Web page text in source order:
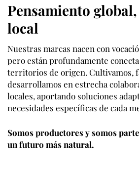
Pensamiento
local
Nuestras marcas nacen con
pero están profundamente
territorios de origen. Cultivamos,
desarrollamos en estrecha
locales, aportando soluciones
necesidades específicas de cada
Somos productores y somos
un futuro más natural.